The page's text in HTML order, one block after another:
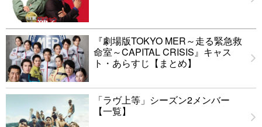
『劇場版TOKYO MER～走る緊急救
命室～CAPITAL CRISIS』キャス
ト・あらすじ【まとめ】
「ラヴ上等」シーズン2メンバー
【一覧】